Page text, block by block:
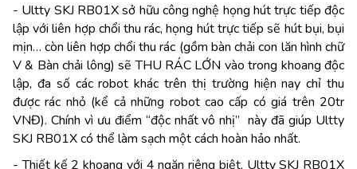
- Ultty SKJ RB01X sở hữu công nghệ họng hút trực tiếp độc
lập với liên hợp chổi thu rác, họng hút trực tiếp sẽ hút bụi, bụi
mịn… còn liên hợp chổi thu rác (gồm bàn chải con lăn hình chữ
V & Bàn chải lông) sẽ THU RÁC LỚN vào trong khoang độc
lập, đa số các robot khác trên thị trường hiện nay chỉ thu
được rác nhỏ (kể cả những robot cao cấp có giá trên 20tr
VNĐ). Chính vì ưu điểm “độc nhất vô nhị” này đã giúp Ultty
SKJ RB01X có thể làm sạch một cách hoàn hảo nhất.
- Thiết kế 2 khoang với 4 ngăn riêng biệt, Ultty SKJ RB01X